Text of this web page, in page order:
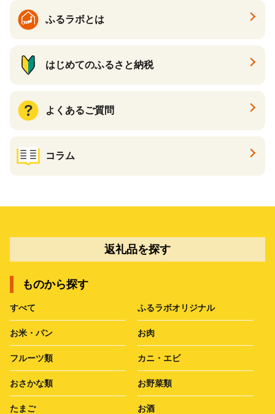
ふるラボとは
はじめてのふるさと納税
よくあるご質問
コラム
返礼品を探す
ものから探す
すべて ふるラボオリジナル
お米・パン お肉
フルーツ類 カニ・エビ
おさかな類 お野菜類
たまご お酒